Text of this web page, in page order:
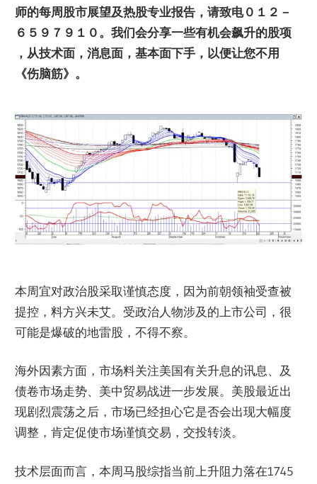
师的每周股市展望及热股专业报告，请致电０１２－
６５９７９１０。我们会分享一些有机会飙升的股项
，从技术面，消息面，基本面下手，以便让您不用
《伤脑筋》 。
本周宜对政治股采取谨慎态度，因为前朝领袖受查被
提控，料方兴未艾。受政治人物涉及的上市公司，很
可能是爆破的地雷股，不得不察。
海外因素方面，市场料关注美国有关升息的讯息、及
债卷市场走势、美中贸易战进一步发展。美股最近出
现剧烈震荡之后，市场已经担心它是否会出现大幅度
调整，肯定促使市场谨慎交易，交投转淡。
技术层面而言，本周马股综指当前上升阻力落在1745